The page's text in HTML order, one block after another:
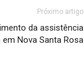
Próximo artigo
da assistência
Nova Santa Rosa